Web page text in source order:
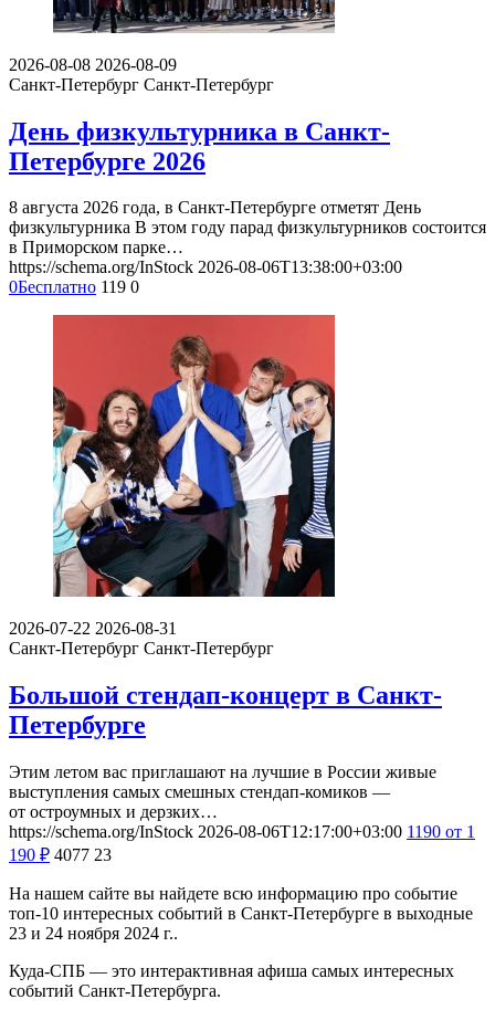
2026-08-08 2026-08-09
Санкт-Петербург Санкт-Петербург
День физкультурника в Санкт-
Петербурге 2026
8 августа 2026 года, в Санкт-Петербурге отметят День
физкультурника В этом году парад физкультурников состоится
в Приморском парке…
https://schema.org/InStock 2026-08-06T13:38:00+03:00
0Бесплатно 119 0
2026-07-22 2026-08-31
Санкт-Петербург Санкт-Петербург
Большой стендап-концерт в Санкт-
Петербурге
Этим летом вас приглашают на лучшие в России живые
выступления самых смешных стендап-комиков —
от остроумных и дерзких…
https://schema.org/InStock 2026-08-06T12:17:00+03:00 1190 от 1
190 ₽ 4077 23
На нашем сайте вы найдете всю информацию про событие
топ-10 интересных событий в Санкт-Петербурге в выходные
23 и 24 ноября 2024 г..
Куда-СПБ — это интерактивная афиша самых интересных
событий Санкт-Петербурга.